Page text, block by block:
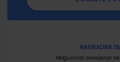
NAGRADNA
Mogućnost osvajanja